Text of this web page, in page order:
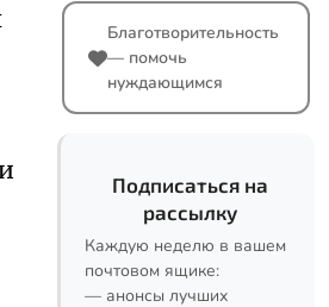
Благотворительность
— помочь
нуждающимся
Подписаться на
рассылку
Каждую неделю в вашем
почтовом ящике:
— анонсы лучших